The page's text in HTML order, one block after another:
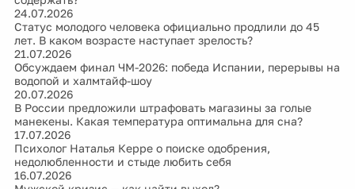
24.07.2026
Статус молодого человека официально продлили до 45
лет. В каком возрасте наступает зрелость?
21.07.2026
Обсуждаем финал ЧМ-2026: победа Испании, перерывы на
водопой и халмтайф-шоу
20.07.2026
В России предложили штрафовать магазины за голые
манекены. Какая температура оптимальна для сна?
17.07.2026
Психолог Наталья Керре о поиске одобрения,
недолюбленности и стыде любить себя
16.07.2026